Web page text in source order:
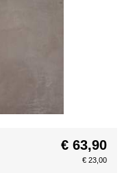
€ 63,90
€ 23,00